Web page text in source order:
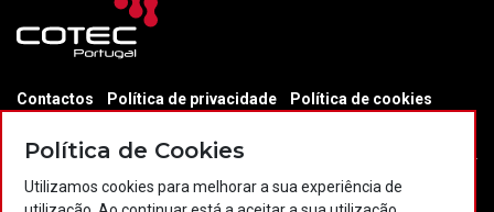
Contactos Política de privacidade
Política de cookies
Política de Cookies
Utilizamos cookies para melhorar a sua experiência de